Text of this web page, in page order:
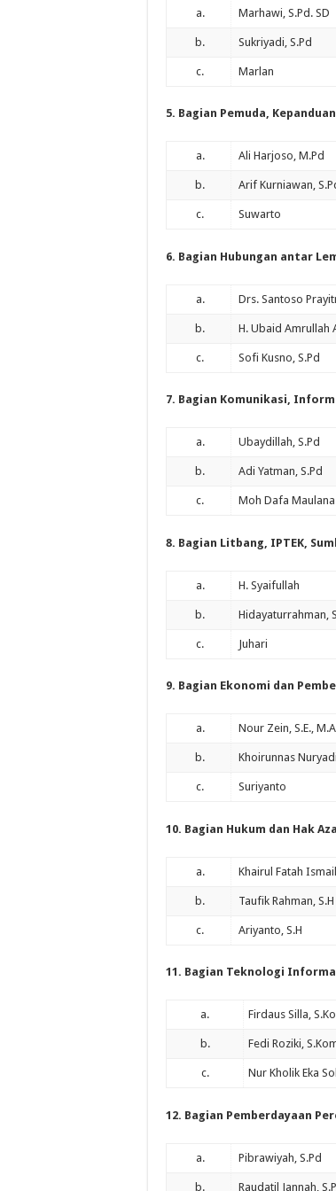
a. Marhawi, S.Pd. SD
b. Sukriyadi, S.Pd
c. Marlan
5. Bagian Pemuda,
a. Ali Harjoso, M.Pd
b. Arif Kurniawan,
c. Suwarto
6. Bagian Hubungan antar
a. Drs. Santoso
b. H. Ubaid Amrullah
c. Sofi Kusno, S.Pd
7. Bagian Komunikasi,
a. Ubaydillah, S.Pd
b. Adi Yatman, S.Pd
c. Moh Dafa Maulana
8. Bagian Litbang, IPTEK,
a. H. Syaifullah
b. Hidayaturrahman,
c. Juhari
9. Bagian Ekonomi dan
a. Nour Zein, S.E.,
b. Khoirunnas Nuryadi
c. Suriyanto
10. Bagian Hukum dan Hak
a. Khairul Fatah
b. Taufik Rahman, S.H
c. Ariyanto, S.H
11. Bagian Teknologi
a. Firdaus Silla,
b. Fedi Roziki,
c. Nur Kholik Eka
12. Bagian Pemberdayaan
a. Pibrawiyah, S.Pd
b. Raudatil Jannah, S.P